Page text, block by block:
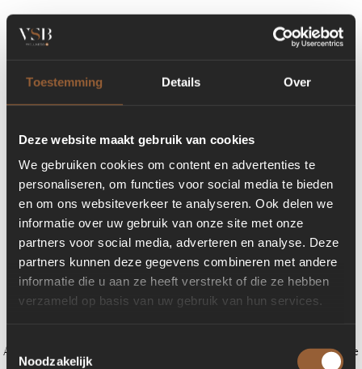
Toestemming Details Over
Deze website maakt gebruik van cookies
We gebruiken cookies om content en advertenties te
personaliseren, om functies voor social media te bieden
en om ons websiteverkeer te analyseren. Ook delen we
informatie over uw gebruik van onze site met onze
partners voor social media, adverteren en analyse. Deze
partners kunnen deze gegevens combineren met andere
informatie die u aan ze heeft verstrekt of die ze hebben
verzameld op basis van uw gebruik van hun services.
Toestemmingsselectie
Noodzakelijk
Application error: a client-side exception has occurred (see the browser console